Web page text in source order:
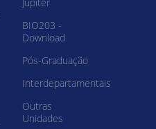
BIO203 -
Download
Pós-Graduação
Interdepartamentais
Outras
Unidades